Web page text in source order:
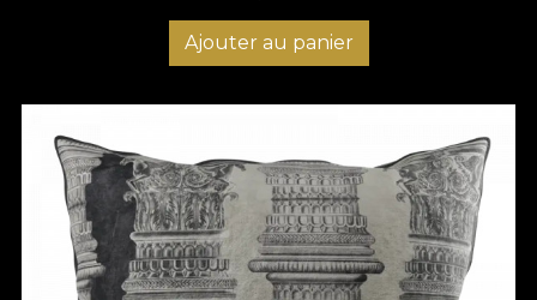
Ajouter au panier